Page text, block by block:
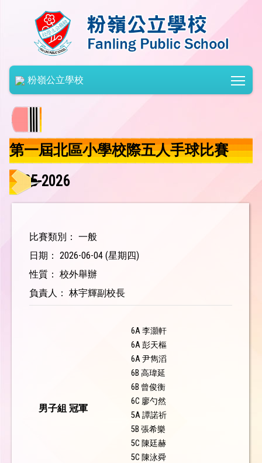
粉嶺公立學校
第一屆北區小學校際五人手球比賽
2025-2026
比賽類別： 一般
日期： 2026-06-04 (星期四)
性質： 校外舉辦
負責人： 林宇輝副校長
男子組 冠軍
6A 李灝軒
6A 彭天樞
6A 尹雋滔
6B 高瑋延
6B 曾俊衡
6C 廖勺然
5A 譚諾祈
5B 張希樂
5C 陳廷赫
5C 陳泳舜